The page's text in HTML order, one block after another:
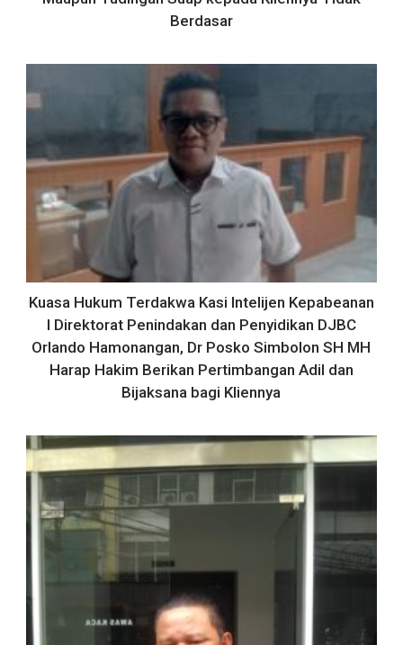
Berdasar
Kuasa Hukum Terdakwa Kasi Intelijen Kepabeanan
I Direktorat Penindakan dan Penyidikan DJBC
Orlando Hamonangan, Dr Posko Simbolon SH MH
Harap Hakim Berikan Pertimbangan Adil dan
Bijaksana bagi Kliennya